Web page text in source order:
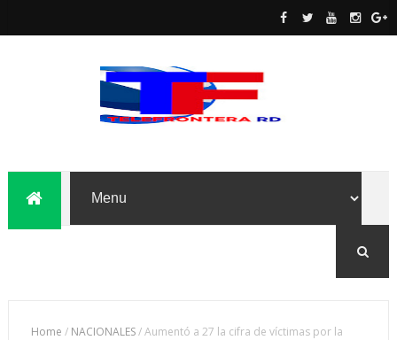
Home / NACIONALES/Aumentó a 27 la cifra de víctimas por la